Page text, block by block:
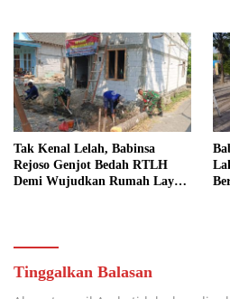
Tak Kenal Lelah, Babinsa
Rejoso Genjot Bedah RTLH
Demi Wujudkan Rumah Layak
Tinggalkan Balasan